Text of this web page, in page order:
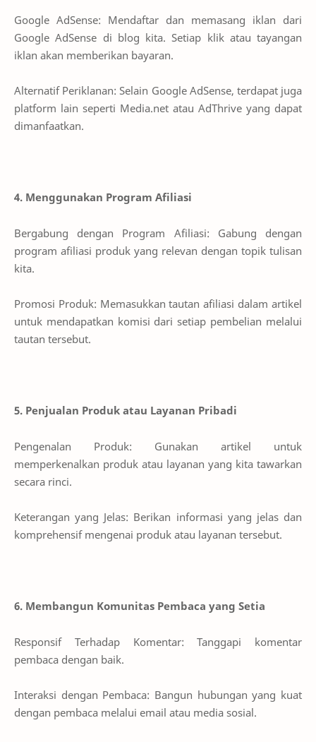
Google AdSense: Mendaftar dan memasang iklan dari
Google AdSense di blog kita. Setiap klik atau tayangan
iklan akan memberikan bayaran.
Alternatif Periklanan: Selain Google AdSense, terdapat juga
platform lain seperti Media.net atau AdThrive yang dapat
dimanfaatkan.
4. Menggunakan Program Afiliasi
Bergabung dengan Program Afiliasi: Gabung dengan
program afiliasi produk yang relevan dengan topik tulisan
kita.
Promosi Produk: Memasukkan tautan afiliasi dalam artikel
untuk mendapatkan komisi dari setiap pembelian melalui
tautan tersebut.
5. Penjualan Produk atau Layanan Pribadi
Pengenalan Produk: Gunakan artikel untuk
memperkenalkan produk atau layanan yang kita tawarkan
secara rinci.
Keterangan yang Jelas: Berikan informasi yang jelas dan
komprehensif mengenai produk atau layanan tersebut.
6. Membangun Komunitas Pembaca yang Setia
Responsif Terhadap Komentar: Tanggapi komentar
pembaca dengan baik.
Interaksi dengan Pembaca: Bangun hubungan yang kuat
dengan pembaca melalui email atau media sosial.